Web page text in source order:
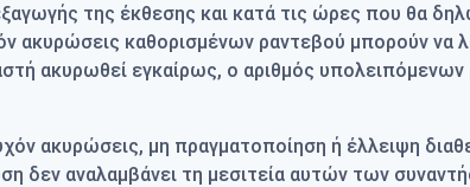
της έκθεσης και κατά τις ώρες που θα
ακυρώσεις καθορισμένων ραντεβού μπορούν
ακυρωθεί εγκαίρως, ο αριθμός
ακυρώσεις, μη πραγματοποίηση ή έλλειψη
δεν αναλαμβάνει τη μεσιτεία αυτών των